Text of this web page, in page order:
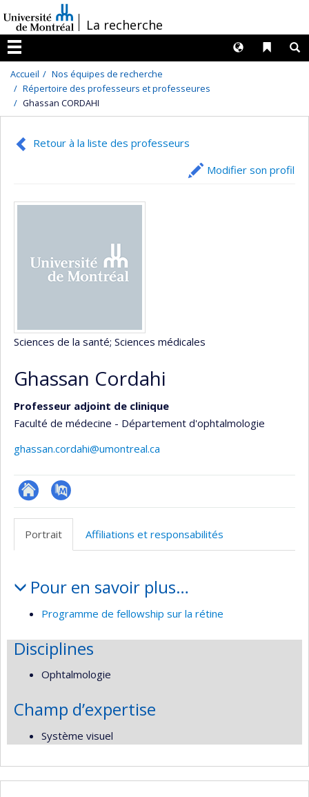
au
contenu
/La recherche
Menu
Liens
Langues
Accueil
Nos équipes de recherche
Répertoire des professeurs et professeures
Ghassan CORDAHI
Retour à la liste des professeurs
Modifier son profil
Sciences de la santé; Sciences médicales
Ghassan Cordahi
Professeur adjoint de clinique
Faculté de médecine - Département d'ophtalmologie
ghassan.cordahi@umontreal.ca
ResearchGate
PubMed
Portrait
Affiliations et responsabilités
Pour en savoir plus…
Programme de fellowship sur la rétine
Disciplines
Ophtalmologie
Champ d’expertise
Système visuel